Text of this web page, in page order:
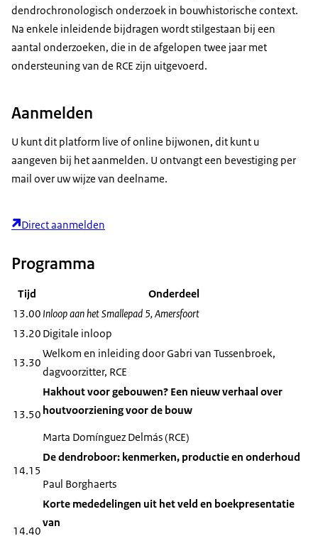
dendrochronologisch onderzoek in bouwhistorische context.
Na enkele inleidende bijdragen wordt stilgestaan bij een
aantal onderzoeken, die in de afgelopen twee jaar met
ondersteuning van de RCE zijn uitgevoerd.
Aanmelden
U kunt dit platform live of online bijwonen, dit kunt u
aangeven bij het aanmelden. U ontvangt een bevestiging per
mail over uw wijze van deelname.
Direct aanmelden
Programma
Tijd
Onderdeel
13.00 Inloop aan het Smallepad 5, Amersfoort
13.20 Digitale inloop
13.30
Welkom en inleiding door Gabri van Tussenbroek,
dagvoorzitter, RCE
13.50
Hakhout voor gebouwen? Een nieuw verhaal over
houtvoorziening voor de bouw
Marta Domínguez Delmás (RCE)
14.15
De dendroboor: kenmerken, productie en onderhoud
Paul Borghaerts
14.40
Korte mededelingen uit het veld en boekpresentatie
van